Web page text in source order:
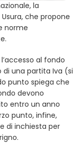
la
che propone
norme
al fondo
di una partita Iva (si
punto spiega che
devono
entro un anno
punto, infine,
di inchiesta per